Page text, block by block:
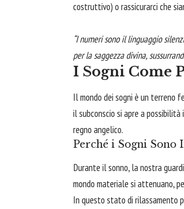
costruttivo) o rassicurarci che
“I numeri sono il linguaggio
per la saggezza divina,
I Sogni Come
Il mondo dei sogni è un terreno
il subconscio si apre a possibilità
regno angelico.
Perché i Sogni
Durante il sonno, la nostra
mondo materiale si attenuano,
In questo stato di rilassamento